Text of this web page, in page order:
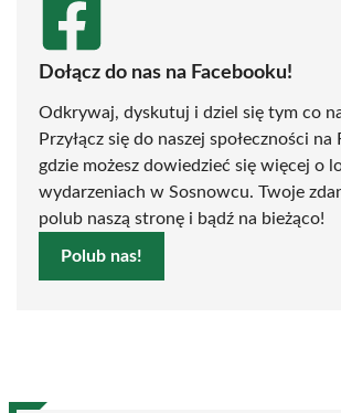
Dołącz do nas na Facebooku!
Odkrywaj, dyskutuj i dziel się tym co
Przyłącz się do naszej społeczności na
gdzie możesz dowiedzieć się więcej o
wydarzeniach w Sosnowcu. Twoje
polub naszą stronę i bądź na bieżąco!
Polub nas!